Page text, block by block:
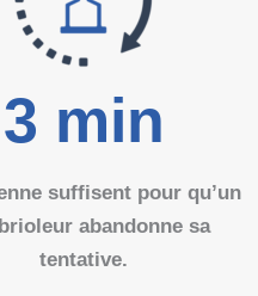
3 min
suffisent pour qu’un
abandonne sa
tentative.